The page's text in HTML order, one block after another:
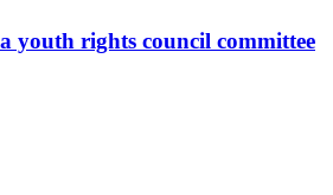
youth rights council committee